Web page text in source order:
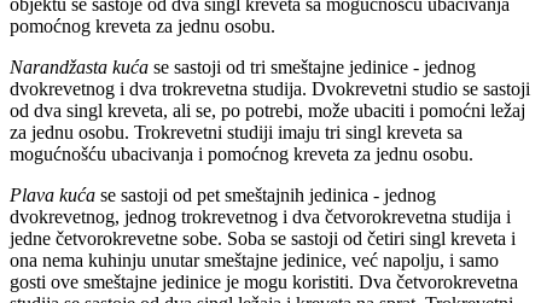
pomoćnog kreveta za jednu osobu.
Narandžasta kuća se sastoji od tri smeštajne jedinice - jednog
dvokrevetnog i dva trokrevetna studija. Dvokrevetni studio se sastoji
od dva singl kreveta, ali se, po potrebi, može ubaciti i pomoćni ležaj
za jednu osobu. Trokrevetni studiji imaju tri singl kreveta sa
mogućnošću ubacivanja i pomoćnog kreveta za jednu osobu.
Plava kuća se sastoji od pet smeštajnih jedinica - jednog
dvokrevetnog, jednog trokrevetnog i dva četvorokrevetna studija i
jedne četvorokrevetne sobe. Soba se sastoji od četiri singl kreveta i
ona nema kuhinju unutar smeštajne jedinice, već napolju, i samo
gosti ove smeštajne jedinice je mogu koristiti. Dva četvorokrevetna